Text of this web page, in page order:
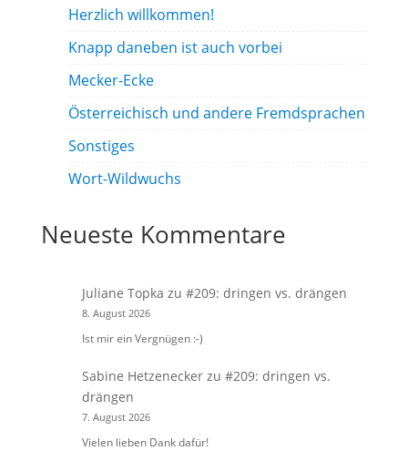
Herzlich willkommen!
Knapp daneben ist auch vorbei
Mecker-Ecke
Österreichisch und andere Fremdsprachen
Sonstiges
Wort-Wildwuchs
Neueste Kommentare
Juliane Topka zu#209: dringen vs. drängen
8. August 2026
Ist mir ein Vergnügen :-)
Sabine Hetzenecker zu#209: dringen vs.
drängen
7. August 2026
Vielen lieben Dank dafür!